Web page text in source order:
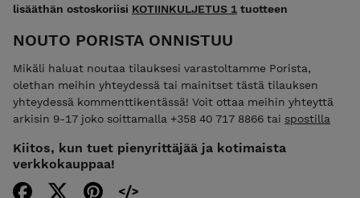
lisääthän ostoskoriisi KOTIINKULJETUS 1 tuotteen
NOUTO PORISTA ONNISTUU
Mikäli haluat noutaa tilauksesi varastoltamme Porista,
olethan meihin yhteydessä tai mainitset tästä tilauksen
yhteydessä kommenttikentässä! Voit ottaa meihin yhteyttä
arkisin 9-17 joko soittamalla +358 40 717 8866 tai spostilla
Kiitos, kun tuet pienyrittäjää ja kotimaista
verkkokauppaa!